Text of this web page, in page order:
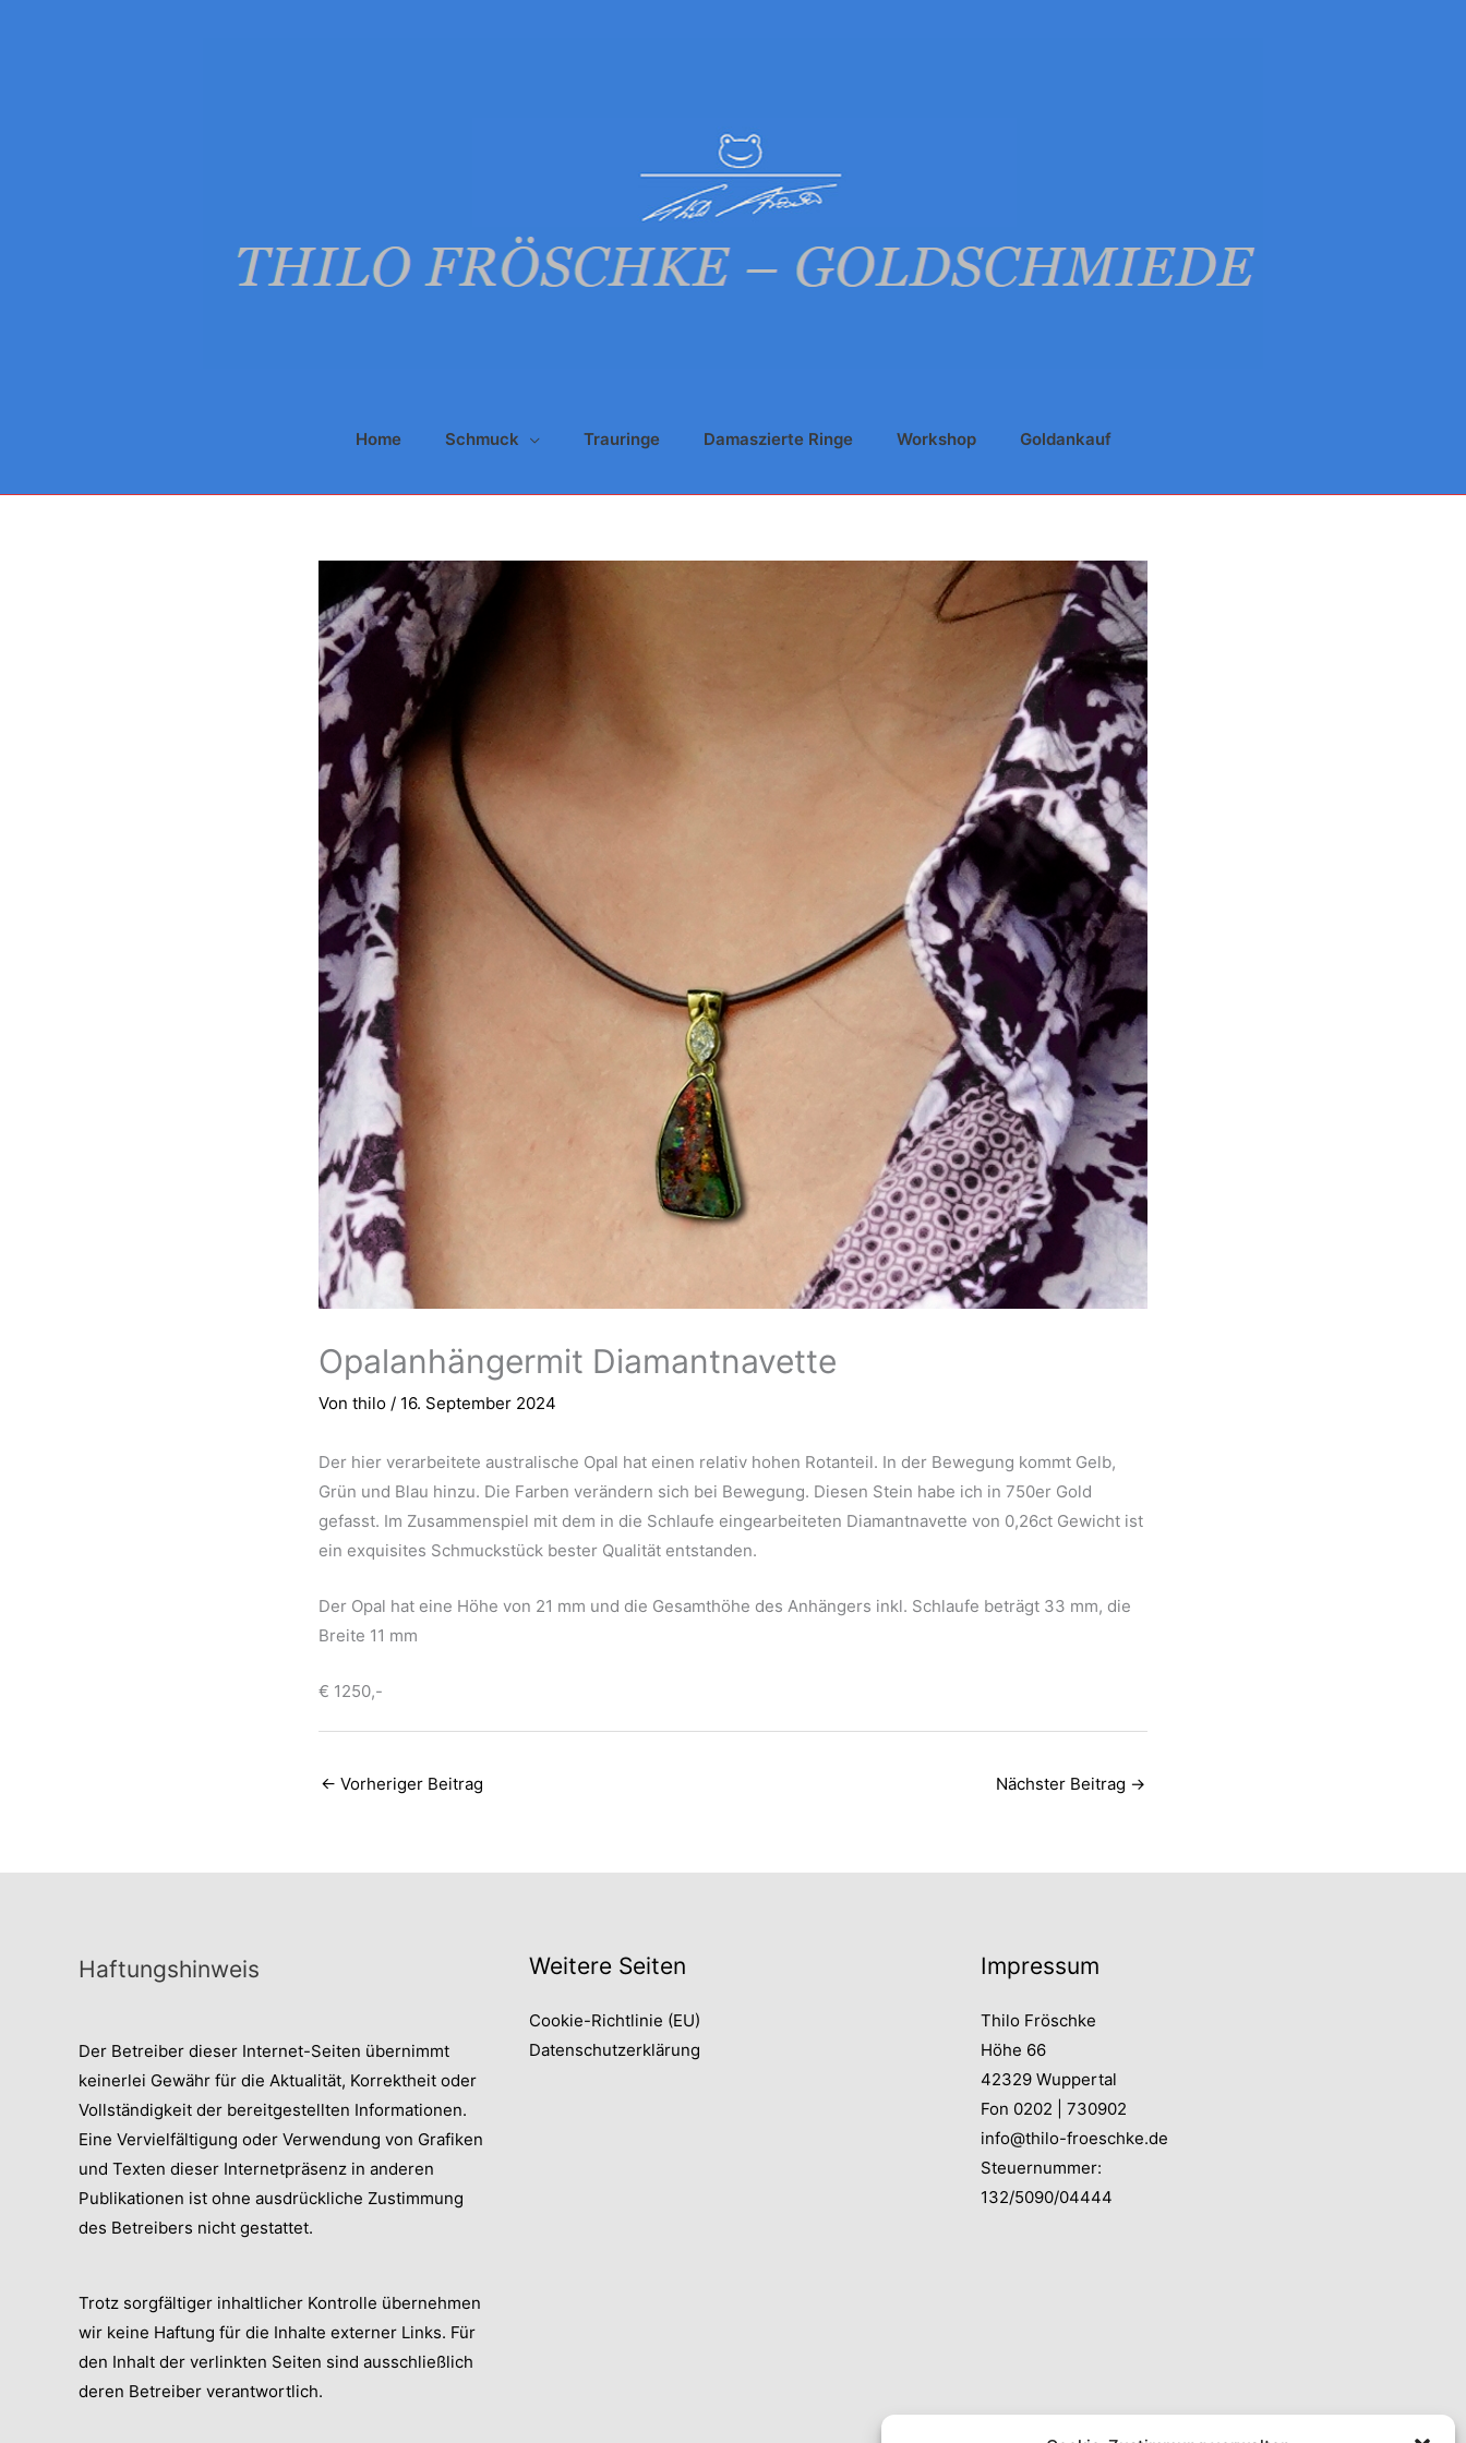
Home Schmuck Trauringe Damaszierte Ringe Workshop Goldankauf
Opalanhängermit Diamantnavette
Von thilo / 16. September 2024
Der hier verarbeitete australische Opal hat einen relativ hohen Rotanteil. In der Bewegung kommt Gelb,
Grün und Blau hinzu. Die Farben verändern sich bei Bewegung. Diesen Stein habe ich in 750er Gold
gefasst. Im Zusammenspiel mit dem in die Schlaufe eingearbeiteten Diamantnavette von 0,26ct Gewicht ist
ein exquisites Schmuckstück bester Qualität entstanden.
Der Opal hat eine Höhe von 21 mm und die Gesamthöhe des Anhängers inkl. Schlaufe beträgt 33 mm, die
Breite 11 mm
€ 1250,-
← Vorheriger Beitrag Nächster Beitrag →
Haftungshinweis
Der Betreiber dieser Internet-Seiten übernimmt
keinerlei Gewähr für die Aktualität, Korrektheit oder
Vollständigkeit der bereitgestellten Informationen.
Eine Vervielfältigung oder Verwendung von Grafiken
und Texten dieser Internetpräsenz in anderen
Publikationen ist ohne ausdrückliche Zustimmung
des Betreibers nicht gestattet.
Trotz sorgfältiger inhaltlicher Kontrolle übernehmen
wir keine Haftung für die Inhalte externer Links. Für
den Inhalt der verlinkten Seiten sind ausschließlich
deren Betreiber verantwortlich.
Weitere Seiten
Cookie-Richtlinie (EU)
Datenschutzerklärung
Impressum
Thilo Fröschke
Höhe 66
42329 Wuppertal
Fon 0202 | 730902
info@thilo-froeschke.de
Steuernummer:
132/5090/04444